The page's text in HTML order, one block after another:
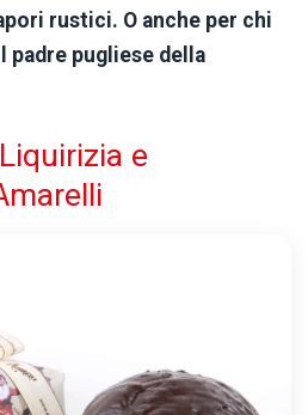
rustici. O anche per chi
padre pugliese della
e